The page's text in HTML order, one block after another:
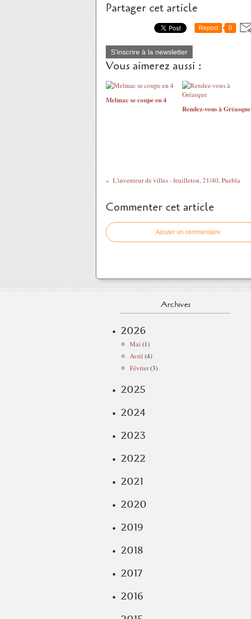
Partager cet article
Repost 0
S'inscrire à la newsletter
Vous aimerez aussi :
Melmac se coupe en 4
Rendez-vous à Gréasque
L'inventeur de villes - feuilleton, 21/40, Puebla
Commenter cet article
Ajouter un commentaire
Archives
2026
Mai (1)
Avril (4)
Février(3)
2025
2024
2023
2022
2021
2020
2019
2018
2017
2016